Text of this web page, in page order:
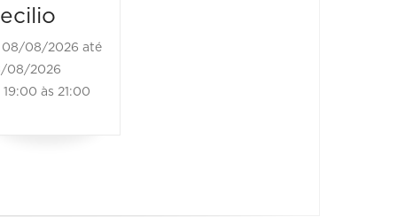
08/08/2026 até
08/2026
às 21:00